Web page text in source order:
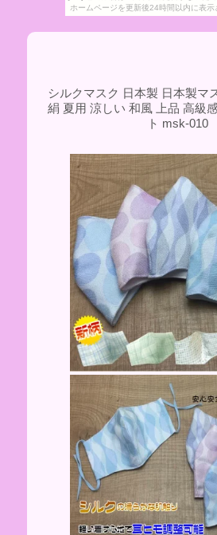
ホームページを更新後24時間以内に表示
シルクマスク 日本製 日本製マ
絹 夏用 涼しい 和風 上品 高級
ト msk-010